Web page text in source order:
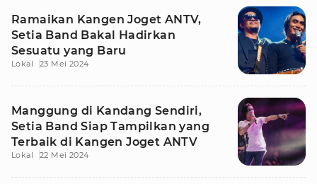
Ramaikan Kangen Joget ANTV,
Setia Band Bakal Hadirkan
Sesuatu yang Baru
Lokal 23 Mei 2024
Manggung di Kandang Sendiri,
Setia Band Siap Tampilkan yang
Terbaik di Kangen Joget ANTV
Lokal 22 Mei 2024